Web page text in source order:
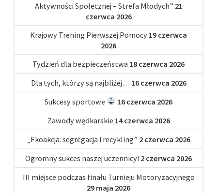
Aktywności Społecznej – Strefa Młodych” 21
czerwca 2026
Krajowy Trening Pierwszej Pomocy 19 czerwca
2026
Tydzień dla bezpieczeństwa 18 czerwca 2026
Dla tych, którzy są najbliżej… 16 czerwca 2026
Sukcesy sportowe
16 czerwca 2026
Zawody wędkarskie 14 czerwca 2026
„Ekoakcja: segregacja i recykling” 2 czerwca 2026
Ogromny sukces naszej uczennicy! 2 czerwca 2026
III miejsce podczas finału Turnieju Motoryzacyjnego
29 maja 2026